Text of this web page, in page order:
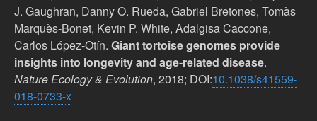
J. Gaughran, Danny O. Rueda, Gabriel Bretones, Tomàs
Marquès-Bonet, Kevin P. White, Adalgisa Caccone,
Carlos López-Otín. Giant tortoise genomes provide
insights into longevity and age-related disease.
Nature Ecology & Evolution, 2018; DOI:10.1038/s41559-
018-0733-x